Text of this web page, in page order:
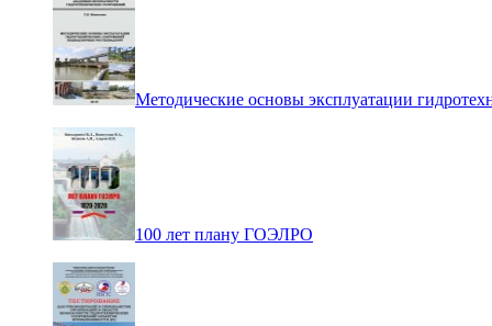
Методические основы эксплуатации
100 лет плану ГОЭЛРО